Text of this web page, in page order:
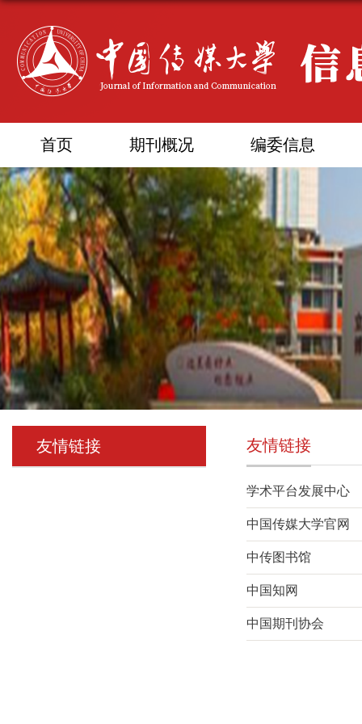
首页 期刊概况 编委信息
友情链接 友情链接
学术平台发展中心
中国传媒大学官网
中传图书馆
中国知网
中国期刊协会